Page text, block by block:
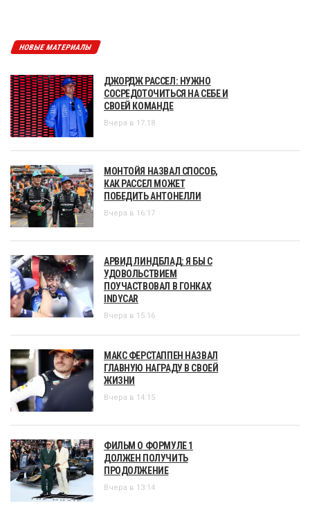
НОВЫЕ МАТЕРИАЛЫ
ДЖОРДЖ РАССЕЛ: НУЖНО
СОСРЕДОТОЧИТЬСЯ НА СЕБЕ И
СВОЕЙ КОМАНДЕ
Вчера в 17:18
МОНТОЙЯ НАЗВАЛ СПОСОБ,
КАК РАССЕЛ МОЖЕТ
ПОБЕДИТЬ АНТОНЕЛЛИ
Вчера в 16:17
АРВИД ЛИНДБЛАД: Я БЫ С
УДОВОЛЬСТВИЕМ
ПОУЧАСТВОВАЛ В ГОНКАХ
INDYCAR
Вчера в 15:16
МАКС ФЕРСТАППЕН НАЗВАЛ
ГЛАВНУЮ НАГРАДУ В СВОЕЙ
ЖИЗНИ
Вчера в 14:15
ФИЛЬМ О ФОРМУЛЕ 1
ДОЛЖЕН ПОЛУЧИТЬ
ПРОДОЛЖЕНИЕ
Вчера в 13:14